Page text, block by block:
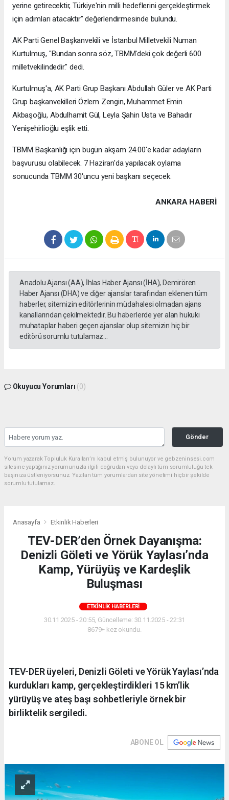
yerine getirecektir, Türkiye'nin milli hedeflerini gerçekleştirmek
için adımları atacaktır" değerlendirmesinde bulundu.
AK Parti Genel Başkanvekili ve İstanbul Milletvekili Numan
Kurtulmuş, "Bundan sonra söz, TBMM'deki çok değerli 600
milletvekilindedir." dedi.
Kurtulmuş'a, AK Parti Grup Başkanı Abdullah Güler ve AK Parti
Grup başkanvekilleri Özlem Zengin, Muhammet Emin
Akbaşoğlu, Abdulhamit Gül, Leyla Şahin Usta ve Bahadır
Yenişehirlioğlu eşlik etti.
TBMM Başkanlığı için bugün akşam 24.00'e kadar adayların
başvurusu olabilecek. 7 Haziran'da yapılacak oylama
sonucunda TBMM 30'uncu yeni başkanı seçecek.
ANKARA HABERİ
Anadolu Ajansı (AA), İhlas Haber Ajansı (İHA), Demirören
Haber Ajansı (DHA) ve diğer ajanslar tarafından eklenen tüm
haberler, sitemizin editörlerinin müdahalesi olmadan ajans
kanallarından çekilmektedir. Bu haberlerde yer alan hukuki
muhataplar haberi geçen ajanslar olup sitemizin hiç bir
editörü sorumlu tutulamaz...
Okuyucu Yorumları (0)
Gönder
Yorum yazarak Topluluk Kuralları’nı kabul etmiş bulunuyor ve gebzeninsesi.com
sitesine yaptığınız yorumunuzla ilgili doğrudan veya dolaylı tüm sorumluluğu tek
başınıza üstleniyorsunuz. Yazılan tüm yorumlardan site yönetimi hiçbir şekilde
sorumlu tutulamaz.
Anasayfa Etkinlik Haberleri
TEV-DER’den Örnek Dayanışma:
Denizli Göleti ve Yörük Yaylası’nda
Kamp, Yürüyüş ve Kardeşlik
Buluşması
ETKINLIK HABERLERI
30.11.2025 - 20:55, Güncelleme: 30.11.2025 - 22:31
8679+ kez okundu.
TEV-DER üyeleri, Denizli Göleti ve Yörük Yaylası’nda
kurdukları kamp, gerçekleştirdikleri 15 km’lik
yürüyüş ve ateş başı sohbetleriyle örnek bir
birliktelik sergiledi.
ABONE OL